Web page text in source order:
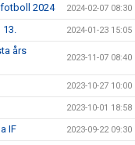
2024 2024-02-07 08:30
2024-01-23 15:05
års
2023-11-07 08:40
2023-10-27 10:00
2023-10-01 18:58
IF 2023-09-22 09:30